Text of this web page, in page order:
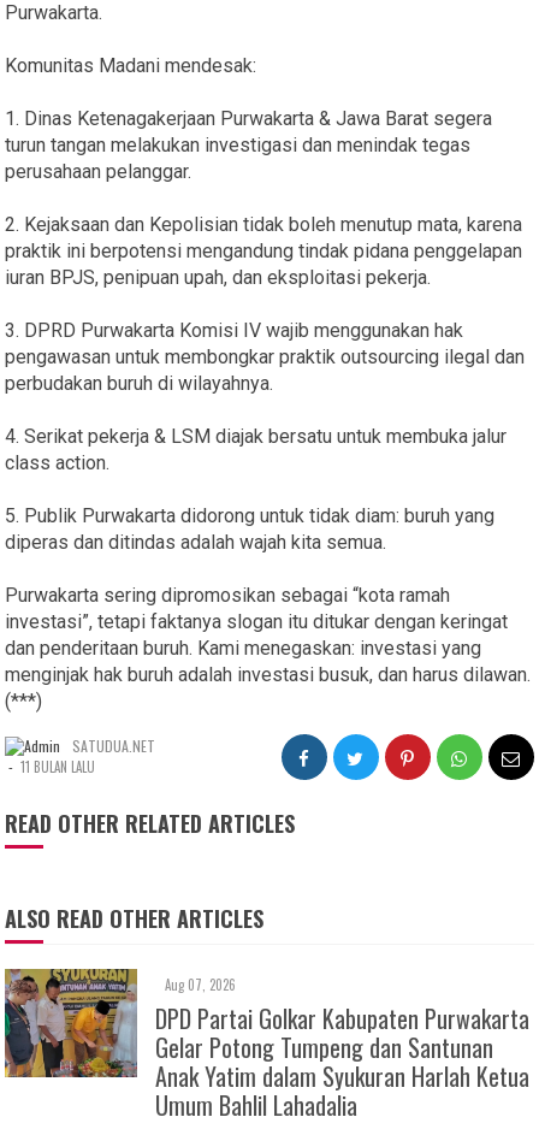
Purwakarta.
Komunitas Madani mendesak:
1. Dinas Ketenagakerjaan Purwakarta & Jawa Barat segera
turun tangan melakukan investigasi dan menindak tegas
perusahaan pelanggar.
2. Kejaksaan dan Kepolisian tidak boleh menutup mata, karena
praktik ini berpotensi mengandung tindak pidana penggelapan
iuran BPJS, penipuan upah, dan eksploitasi pekerja.
3. DPRD Purwakarta Komisi IV wajib menggunakan hak
pengawasan untuk membongkar praktik outsourcing ilegal dan
perbudakan buruh di wilayahnya.
4. Serikat pekerja & LSM diajak bersatu untuk membuka jalur
class action.
5. Publik Purwakarta didorong untuk tidak diam: buruh yang
diperas dan ditindas adalah wajah kita semua.
Purwakarta sering dipromosikan sebagai “kota ramah
investasi”, tetapi faktanya slogan itu ditukar dengan keringat
dan penderitaan buruh. Kami menegaskan: investasi yang
menginjak hak buruh adalah investasi busuk, dan harus dilawan.
(***)
SATUDUA.NET
- 11 BULAN LALU
READ OTHER RELATED ARTICLES
ALSO READ OTHER ARTICLES
Aug 07, 2026
DPD Partai Golkar Kabupaten Purwakarta
Gelar Potong Tumpeng dan Santunan
Anak Yatim dalam Syukuran Harlah Ketua
Umum Bahlil Lahadalia